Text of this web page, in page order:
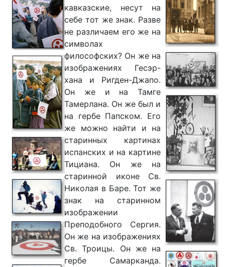
кавказские, несут на
себе тот же знак. Разве
не различаем его же на
символах
философских? Он же на
изображениях Гесэр-
хана и Ригден-Джапо.
Он же и на Тамге
Тамерлана. Он же был и
на гербе Папском. Его
же можно найти и на
старинных картинах
испанских и на картине
Тициана. Он же на
старинной иконе Св.
Николая в Баре. Тот же
знак на старинном
изображении
Преподобного Сергия.
Он же на изображениях
Св. Троицы. Он же на
гербе Самарканда.